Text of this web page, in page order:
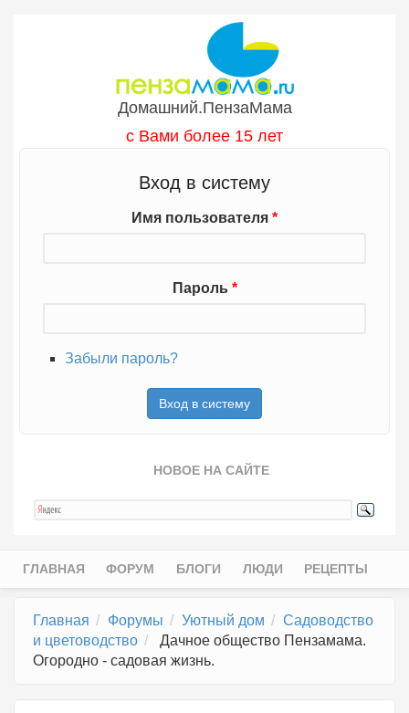
Домашний.ПензаМама
с Вами более 15 лет
Вход в систему
Имя пользователя *
Пароль *
Забыли пароль?
НОВОЕ НА САЙТЕ
Главное меню
ГЛАВНАЯ ФОРУМ БЛОГИ ЛЮДИ РЕЦЕПТЫ
Главная Форумы Уютный дом
Садоводство
и цветоводство
Дачное общество Пензамама.
Огородно - садовая жизнь.